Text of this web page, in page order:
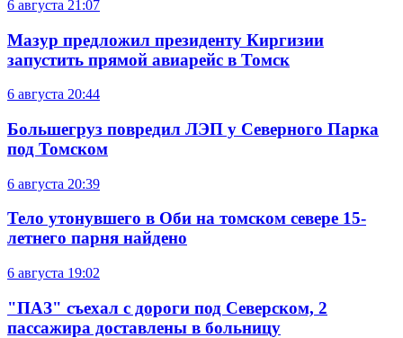
6 августа 21:07
Мазур предложил президенту Киргизии
запустить прямой авиарейс в Томск
6 августа 20:44
Большегруз повредил ЛЭП у Северного Парка
под Томском
6 августа 20:39
Тело утонувшего в Оби на томском севере 15-
летнего парня найдено
6 августа 19:02
"ПАЗ" съехал с дороги под Северском, 2
пассажира доставлены в больницу